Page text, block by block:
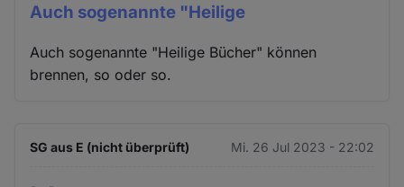
Auch sogenannte "Heilige
Auch sogenannte "Heilige Bücher" können
brennen, so oder so.
SG aus E (nicht überprüft) Mi. 26 Jul 2023 - 22:02